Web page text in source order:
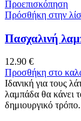
Προεπισκόπηση
Πρόσθήκη στην
Πασχαλινή
12.90 €
Προσθήκη στο
Ιδανική για τους
λαμπάδα θα κάνει
δημιουργικό τρόπο.